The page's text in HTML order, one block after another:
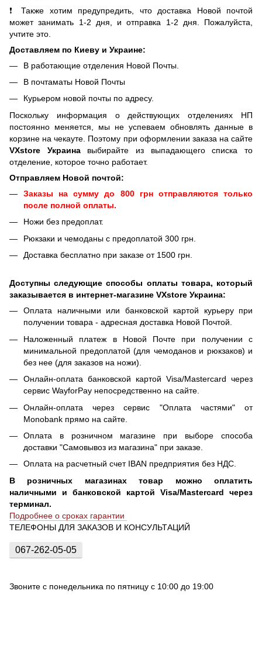
❗ Также хотим предупредить, что доставка Новой почтой
может занимать 1-2 дня, и отправка 1-2 дня. Пожалуйста,
учтите это.
Доставляем по Киеву и Украине:
В работающие отделения Новой Почты.
В почтаматы Новой Почты
Курьером новой почты по адресу.
Поскольку информация о действующих отделениях НП
постоянно меняется, мы не успеваем обновлять данные в
корзине на чекауте. Поэтому при оформлении заказа на сайте
VXstore Украинавыбирайте из выпадающего списка то
отделение, которое точно работает.
Отправляем Новой почтой:
Заказы на сумму до 800 грн отправляются только
после полной оплаты.
Ножи без предоплат.
Рюкзаки и чемоданы с предоплатой 300 грн.
Доставка бесплатно при заказе от 1500 грн.
Доступны следующие способы оплаты товара, который
заказывается в интернет-магазине VXstore Украина:
Оплата наличными или банковской картой курьеру при
получении товара - адресная доставка Новой Почтой.
Наложенный платеж в Новой Почте при получении с
минимальной предоплатой (для чемоданов и рюкзаков) и
без нее (для заказов на ножи).
Онлайн-оплата банковской картой Visa/Mastercard через
сервис WayforPay непосредственно на сайте.
Онлайн-оплата через сервис "Оплата частями" от
Monobank прямо на сайте.
Оплата в розничном магазине при выборе способа
доставки "Самовывоз из магазина" при заказе.
Оплата на расчетный счет IBAN предприятия без НДС.
В розничных магазинах товар можно оплатить
наличными и банковской картой Visa/Mastercard через
терминал.
Подробнее о сроках гарантии
ТЕЛЕФОНЫ ДЛЯ ЗАКАЗОВ И КОНСУЛЬТАЦИЙ
067-262-05-05
Звоните с понедельника по пятницу с 10:00 до 19:00